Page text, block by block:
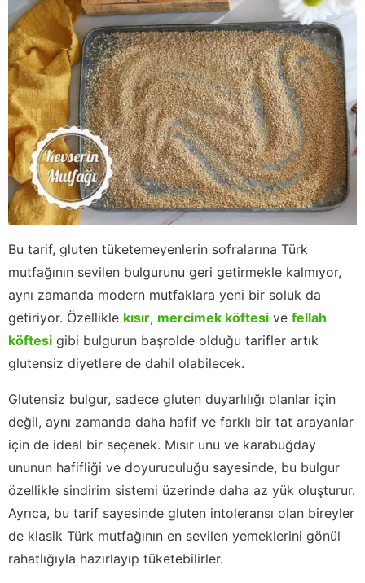
Bu tarif, gluten tüketemeyenlerin sofralarına Türk
mutfağının sevilen bulgurunu geri getirmekle kalmıyor,
aynı zamanda modern mutfaklara yeni bir soluk da
getiriyor. Özellikle kısır, mercimek köftesi ve fellah
köftesi gibi bulgurun başrolde olduğu tarifler artık
glutensiz diyetlere de dahil olabilecek.
Glutensiz bulgur, sadece gluten duyarlılığı olanlar için
değil, aynı zamanda daha hafif ve farklı bir tat arayanlar
için de ideal bir seçenek. Mısır unu ve karabuğday
ununun hafifliği ve doyuruculuğu sayesinde, bu bulgur
özellikle sindirim sistemi üzerinde daha az yük oluşturur.
Ayrıca, bu tarif sayesinde gluten intoleransı olan bireyler
de klasik Türk mutfağının en sevilen yemeklerini gönül
rahatlığıyla hazırlayıp tüketebilirler.